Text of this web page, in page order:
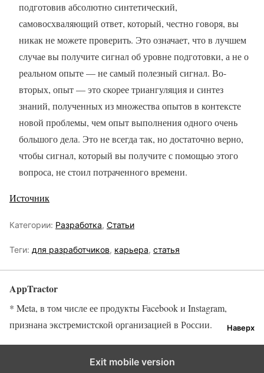
подготовив абсолютно синтетический,
самовосхваляющий ответ, который, честно говоря, вы
никак не можете проверить. Это означает, что в лучшем
случае вы получите сигнал об уровне подготовки, а не о
реальном опыте — не самый полезный сигнал. Во-
вторых, опыт — это скорее триангуляция и синтез
знаний, полученных из множества опытов в контексте
новой проблемы, чем опыт выполнения одного очень
большого дела. Это не всегда так, но достаточно верно,
чтобы сигнал, который вы получите с помощью этого
вопроса, не стоил потраченного времени.
Источник
Категории: Разработка, Статьи
Теги: для разработчиков, карьера, статья
AppTractor
Наверх
* Meta, в том числе ее продукты Facebook и Instagram,
признана экстремистской организацией в России.
Exit mobile version